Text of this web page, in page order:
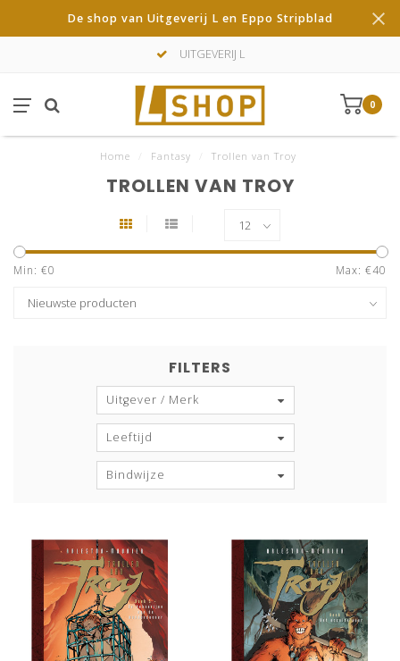
De shop van Uitgeverij L en Eppo Stripblad
UITGEVERIJ L
0
Home Fantasy Trollen van Troy
TROLLEN VAN TROY
Min: €0 Max: €40
FILTERS
Uitgever / Merk
Leeftijd
Bindwijze